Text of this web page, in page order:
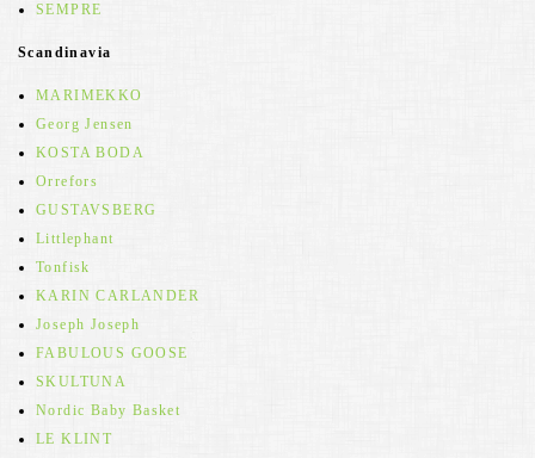
SEMPRE
Scandinavia
MARIMEKKO
Georg Jensen
KOSTA BODA
Orrefors
GUSTAVSBERG
Littlephant
Tonfisk
KARIN CARLANDER
Joseph Joseph
FABULOUS GOOSE
SKULTUNA
Nordic Baby Basket
LE KLINT